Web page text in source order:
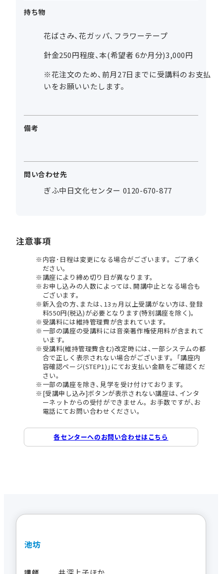
持ち物
花ばさみ、花ガッパ、フラワーテープ
針金250円程度、本(希望者 6か月分)3,000円
※花注文のため、前月27日までに受講料のお支払
いをお願いいたします。
備考
問い合わせ先
ぎふ中日文化センター 0120-670-877
注意事項
内容･日程は変更になる場合がございます。ご了承く
ださい。
講座により締め切り日が異なります。
お申し込みの人数によっては､開講中止となる場合も
ございます。
新入会の方､または､13ヵ月以上受講がない方は､登録
料550円(税込)が必要となります(特別講座を除く)。
受講料には維持管理費が含まれています。
一部の講座の受講料には音楽著作権使用料が含まれて
います。
受講料(維持管理費含む)改定時には､一部システムの都
合で正しく表示されない場合がございます。｢講座内
容確認ページ(STEP1)｣にてお支払い金額をご確認くだ
さい。
一部の講座を除き､見学を受け付けております。
[受講申し込み]ボタンが表示されない講座は､インタ
ーネットからの受付ができません。お手数ですが､お
電話にてお問い合わせください。
各センターへのお問い合わせはこちら
池坊